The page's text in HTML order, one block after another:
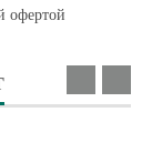
офертой